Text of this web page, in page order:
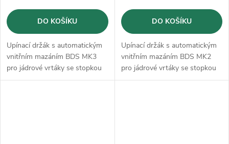
DO KOŠÍKU
Upínací držák s automatickým
vnitřním mazáním BDS MK3
pro jádrové vrtáky se stopkou
Weldon
DO KOŠÍKU
Upínací držák s automatickým
vnitřním mazáním BDS MK2
pro jádrové vrtáky se stopkou
Weldon